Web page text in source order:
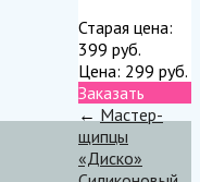
Старая цена:
399 руб.
Цена: 299 руб.
Заказать
← Мастер-
щипцы
«Диско»